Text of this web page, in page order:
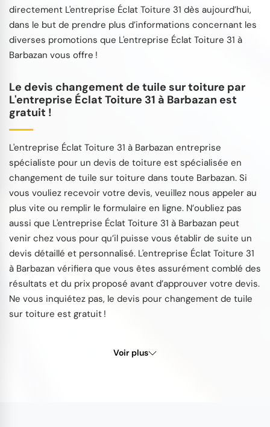
directement L'entreprise Éclat Toiture 31 dès aujourd’hui,
dans le but de prendre plus d’informations concernant les
diverses promotions que L'entreprise Éclat Toiture 31 à
Barbazan vous offre !
Le devis changement de tuile sur toiture par
L'entreprise Éclat Toiture 31 à Barbazan est
gratuit !
L'entreprise Éclat Toiture 31 à Barbazan entreprise
spécialiste pour un devis de toiture est spécialisée en
changement de tuile sur toiture dans toute Barbazan. Si
vous vouliez recevoir votre devis, veuillez nous appeler au
plus vite ou remplir le formulaire en ligne. N’oubliez pas
aussi que L'entreprise Éclat Toiture 31 à Barbazan peut
venir chez vous pour qu’il puisse vous établir de suite un
devis détaillé et personnalisé. L'entreprise Éclat Toiture 31
à Barbazan vérifiera que vous êtes assurément comblé des
résultats et du prix proposé avant d’approuver votre devis.
Ne vous inquiétez pas, le devis pour changement de tuile
sur toiture est gratuit !
Voir plus